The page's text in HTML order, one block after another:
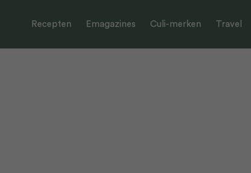
Recepten Emagazines Culi-merken Travel